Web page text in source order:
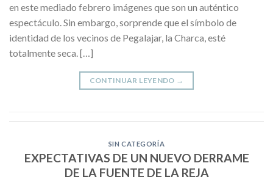
en este mediado febrero imágenes que son un auténtico
espectáculo. Sin embargo, sorprende que el símbolo de
identidad de los vecinos de Pegalajar, la Charca, esté
totalmente seca. […]
CONTINUAR LEYENDO →
SIN CATEGORÍA
EXPECTATIVAS DE UN NUEVO DERRAME
DE LA FUENTE DE LA REJA